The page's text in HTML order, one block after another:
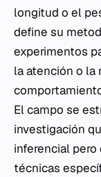
longitud o el
define su
experimentos
la atención o la
El campo se
investigación
inferencial
técnicas